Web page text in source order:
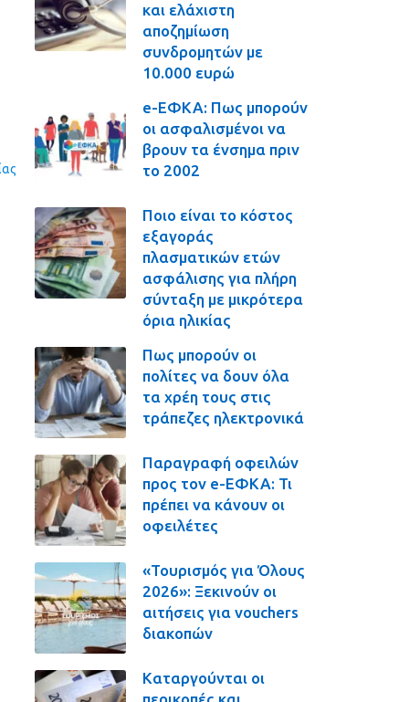
και ελάχιστη
αποζημίωση
συνδρομητών με
10.000 ευρώ
e-ΕΦΚΑ: Πως μπορούν
οι ασφαλισμένοι να
βρουν τα ένσημα πριν
το 2002
Ποιο είναι το κόστος
εξαγοράς
πλασματικών ετών
ασφάλισης για πλήρη
σύνταξη με μικρότερα
όρια ηλικίας
Πως μπορούν οι
πολίτες να δουν όλα
τα χρέη τους στις
τράπεζες ηλεκτρονικά
Παραγραφή οφειλών
προς τον e-ΕΦΚΑ: Τι
πρέπει να κάνουν οι
οφειλέτες
«Τουρισμός για Όλους
2026»: Ξεκινούν οι
αιτήσεις για vouchers
διακοπών
Καταργούνται οι